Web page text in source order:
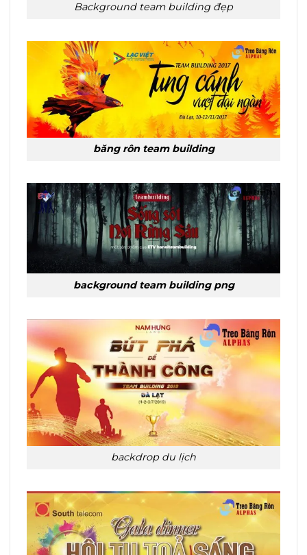
Background team building đẹp
băng rôn team building
background team building png
backdrop du lịch